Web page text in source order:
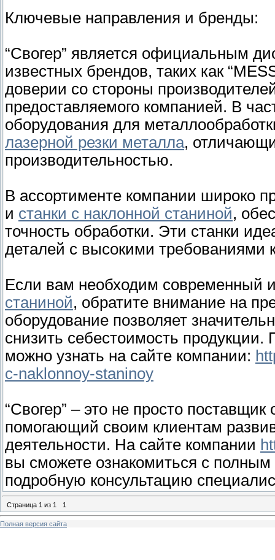
Ключевые направления и бренды:
“Свогер” является официальным
известных брендов, таких как
доверии со стороны
предоставляемого компанией. В
оборудования для
лазерной резки металла,
производительностью.
В ассортименте компании широко
и станки с наклонной станиной,
точность обработки. Эти станки
деталей с высокими требованиями
Если вам необходим современный
станиной, обратите внимание на
оборудование позволяет
снизить себестоимость продукции.
можно узнать на сайте компании:
c-naklonnoy-staninoy
“Свогер” – это не просто
помогающий своим клиентам
деятельности. На сайте компании
вы сможете ознакомиться с
подробную консультацию
Страница 1 из 1 1
Полная версия сайта